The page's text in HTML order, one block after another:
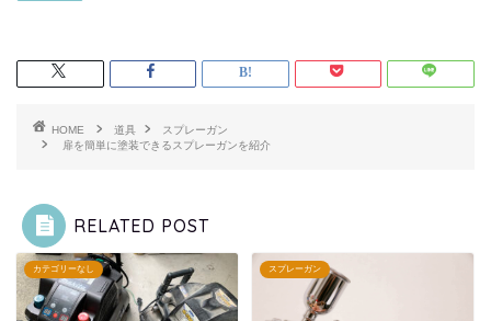
HOME 道具
スプレーガン
扉を簡単に塗装できるスプレーガンを紹介
RELATED POST
カテゴリーなし スプレーガン